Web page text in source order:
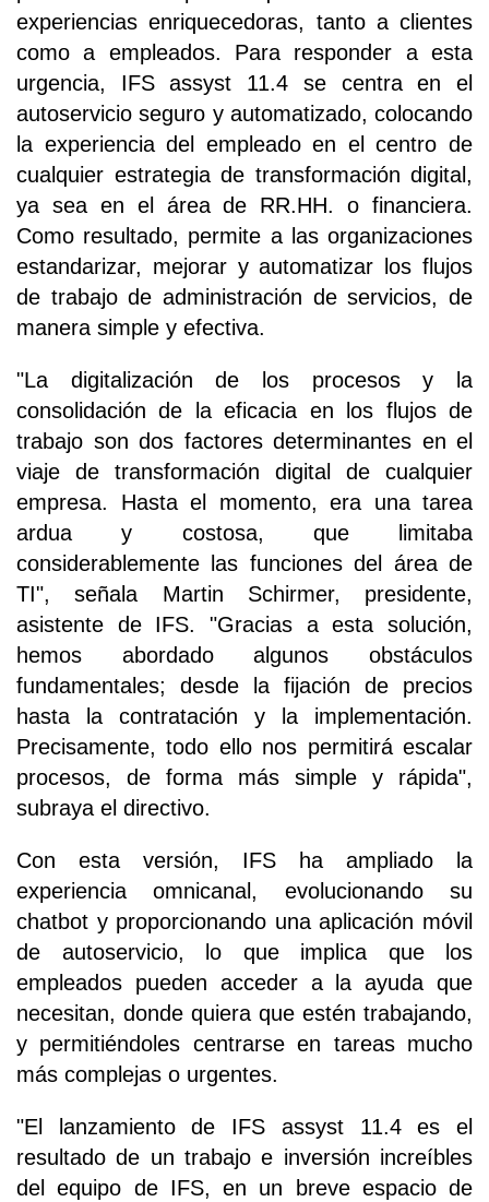
experiencias enriquecedoras, tanto a clientes
como a empleados. Para responder a esta
urgencia, IFS assyst 11.4 se centra en el
autoservicio seguro y automatizado, colocando
la experiencia del empleado en el centro de
cualquier estrategia de transformación digital,
ya sea en el área de RR.HH. o financiera.
Como resultado, permite a las organizaciones
estandarizar, mejorar y automatizar los flujos
de trabajo de administración de servicios, de
manera simple y efectiva.
"La digitalización de los procesos y la
consolidación de la eficacia en los flujos de
trabajo son dos factores determinantes en el
viaje de transformación digital de cualquier
empresa. Hasta el momento, era una tarea
ardua y costosa, que limitaba
considerablemente las funciones del área de
TI", señala Martin Schirmer, presidente,
asistente de IFS. "Gracias a esta solución,
hemos abordado algunos obstáculos
fundamentales; desde la fijación de precios
hasta la contratación y la implementación.
Precisamente, todo ello nos permitirá escalar
procesos, de forma más simple y rápida",
subraya el directivo.
Con esta versión, IFS ha ampliado la
experiencia omnicanal, evolucionando su
chatbot y proporcionando una aplicación móvil
de autoservicio, lo que implica que los
empleados pueden acceder a la ayuda que
necesitan, donde quiera que estén trabajando,
y permitiéndoles centrarse en tareas mucho
más complejas o urgentes.
"El lanzamiento de IFS assyst 11.4 es el
resultado de un trabajo e inversión increíbles
del equipo de IFS, en un breve espacio de